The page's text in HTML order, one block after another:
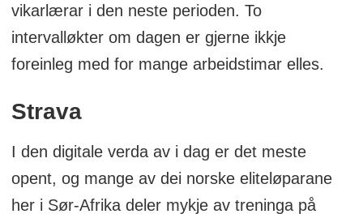
vikarlærar i den neste perioden. To
intervalløkter om dagen er gjerne ikkje
foreinleg med for mange arbeidstimar elles.
Strava
I den digitale verda av i dag er det meste
opent, og mange av dei norske eliteløparane
her i Sør-Afrika deler mykje av treninga på